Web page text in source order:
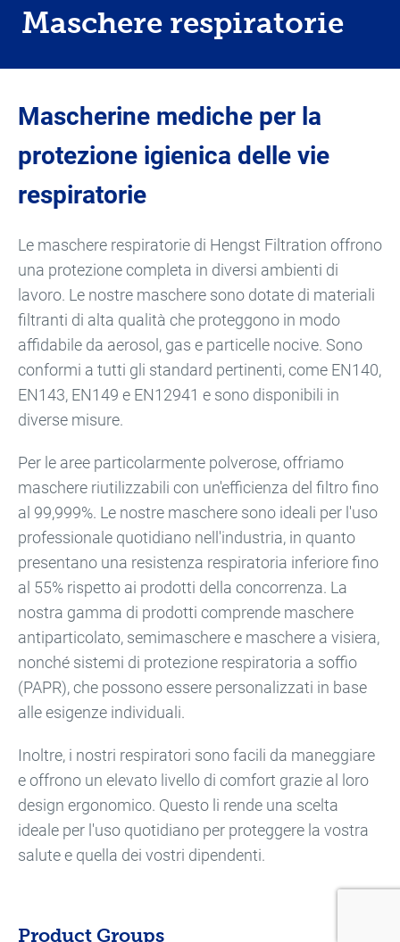
Maschere respiratorie
Mascherine mediche per la
protezione igienica delle vie
respiratorie
Le maschere respiratorie di Hengst Filtration offrono
una protezione completa in diversi ambienti di
lavoro. Le nostre maschere sono dotate di materiali
filtranti di alta qualità che proteggono in modo
affidabile da aerosol, gas e particelle nocive. Sono
conformi a tutti gli standard pertinenti, come EN140,
EN143, EN149 e EN12941 e sono disponibili in
diverse misure.
Per le aree particolarmente polverose, offriamo
maschere riutilizzabili con un'efficienza del filtro fino
al 99,999%. Le nostre maschere sono ideali per l'uso
professionale quotidiano nell'industria, in quanto
presentano una resistenza respiratoria inferiore fino
al 55% rispetto ai prodotti della concorrenza. La
nostra gamma di prodotti comprende maschere
antiparticolato, semimaschere e maschere a visiera,
nonché sistemi di protezione respiratoria a soffio
(PAPR), che possono essere personalizzati in base
alle esigenze individuali.
Inoltre, i nostri respiratori sono facili da maneggiare
e offrono un elevato livello di comfort grazie al loro
design ergonomico. Questo li rende una scelta
ideale per l'uso quotidiano per proteggere la vostra
salute e quella dei vostri dipendenti.
Product Groups